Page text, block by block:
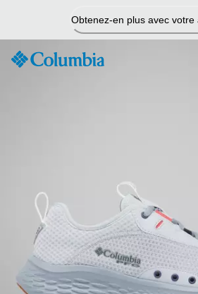
contenu
Obtenez-en plus avec votre